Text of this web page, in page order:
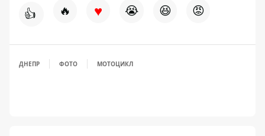
👍 🔥 ♥ 😭 😆 😡
ДНЕПР ФОТО МОТОЦИКЛ